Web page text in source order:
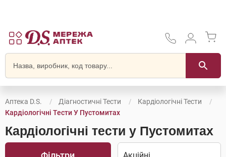
Аптека D.S. Діагностичні Тести
Кардіологічні Тести
Кардіологічні Тести У Пустомитах
Кардіологічні тести у Пустомитах